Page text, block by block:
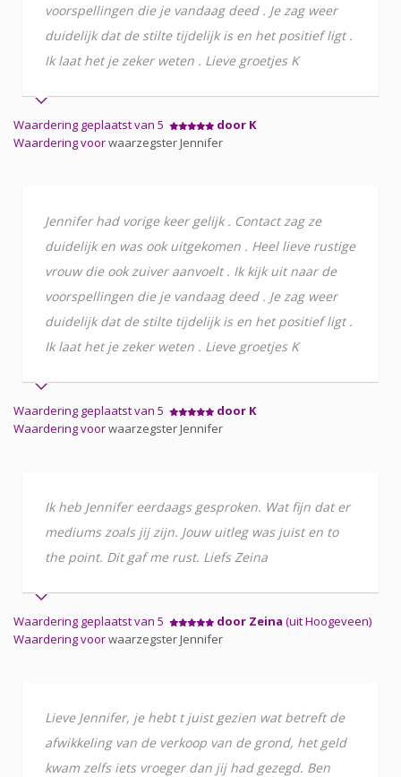
voorspellingen die je vandaag deed . Je zag weer
duidelijk dat de stilte tijdelijk is en het positief ligt .
Ik laat het je zeker weten . Lieve groetjes K
Waardering geplaatst van 5
door K
Waardering voorwaarzegster Jennifer
Jennifer had vorige keer gelijk . Contact zag ze
duidelijk en was ook uitgekomen . Heel lieve rustige
vrouw die ook zuiver aanvoelt . Ik kijk uit naar de
voorspellingen die je vandaag deed . Je zag weer
duidelijk dat de stilte tijdelijk is en het positief ligt .
Ik laat het je zeker weten . Lieve groetjes K
Waardering geplaatst van 5
door K
Waardering voorwaarzegster Jennifer
Ik heb Jennifer eerdaags gesproken. Wat fijn dat er
mediums zoals jij zijn. Jouw uitleg was juist en to
the point. Dit gaf me rust. Liefs Zeina
Waardering geplaatst van 5 door Zeina (uit Hoogeveen)
Waardering voorwaarzegster Jennifer
Lieve Jennifer, je hebt t juist gezien wat betreft de
afwikkeling van de verkoop van de grond, het geld
kwam zelfs iets vroeger dan jij had gezegd. Ben